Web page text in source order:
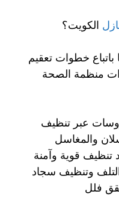
الكويت؟
باتباع خطوات تعقيم
منظمة الصحة
عبر تنظيف
والمغاسل
تنظيف قوية وآمنة
وتنظيف سجاد
فلل